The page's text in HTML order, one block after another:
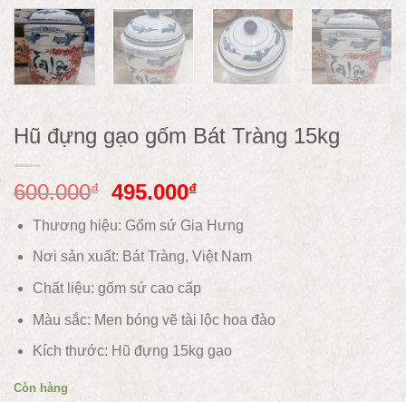
Hũ đựng gạo gốm Bát Tràng 15kg
600.000₫ 495.000₫
Thương hiệu: Gốm sứ Gia Hưng
Nơi sản xuất: Bát Tràng, Việt Nam
Chất liệu: gốm sứcao cấp
Màu sắc: Men bóng vẽ tài lộc hoa đào
Kích thước: Hũ đựng 15kg gạo
Còn hàng